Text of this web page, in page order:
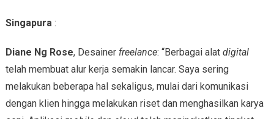
Singapura:
Diane Ng Rose, Desainer freelance: “Berbagai alat digital
telah membuat alur kerja semakin lancar. Saya sering
melakukan beberapa hal sekaligus, mulai dari komunikasi
dengan klien hingga melakukan riset dan menghasilkan karya